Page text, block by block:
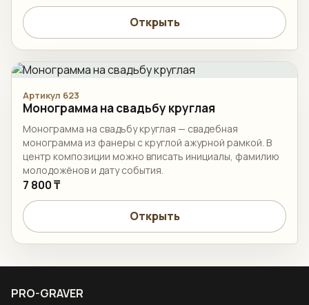
Открыть
Артикул 623
Монограмма на свадьбу круглая
Монограмма на свадьбу круглая — свадебная
монограмма из фанеры с круглой ажурной рамкой. В
центр композиции можно вписать инициалы, фамилию
молодожёнов и дату события.
7 800 ₸
Открыть
PRO-GRAVER